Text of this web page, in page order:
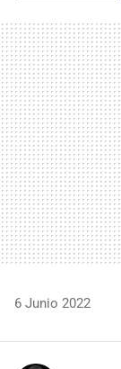
6 Junio 2022